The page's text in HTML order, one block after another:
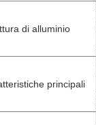
di alluminio
principali